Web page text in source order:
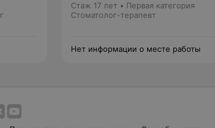
Стаж 17 лет • Первая категория
Стоматолог-терапевт
Нет информации о месте работы